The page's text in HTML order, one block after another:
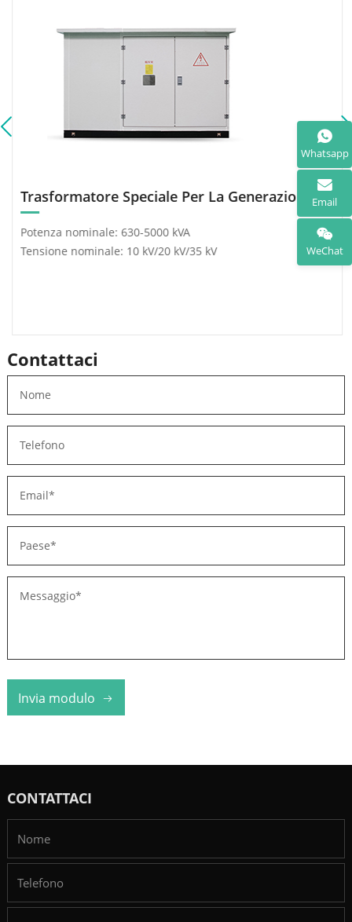
Trasformatore Speciale Per La Generazione Di Energia Da Nuove Energie (FotovolTaico/Eolico)
Potenza nominale: 630-5000 kVA
Tensione nominale: 10 kV/20 kV/35 kV
Contattaci
Invia modulo
CONTATTACI
Whatsapp
Email
WeChat